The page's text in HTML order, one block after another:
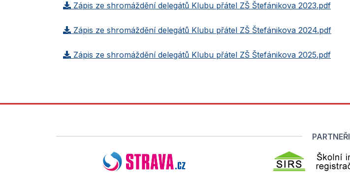
Zápis ze shromáždění delegátů Klubu přátel ZŠ Štefánikova 2023.pdf
Zápis ze shromáždění delegátů Klubu přátel ZŠ Štefánikova 2024.pdf
Zápis ze shromáždění delegátů Klubu přátel ZŠ Štefánikova 2025.pdf
PARTNEŘI